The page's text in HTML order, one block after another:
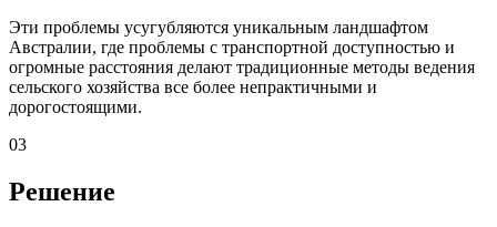
Эти проблемы усугубляются уникальным ландшафтом
Австралии, где проблемы с транспортной доступностью и
огромные расстояния делают традиционные методы ведения
сельского хозяйства все более непрактичными и
дорогостоящими.
03
Решение